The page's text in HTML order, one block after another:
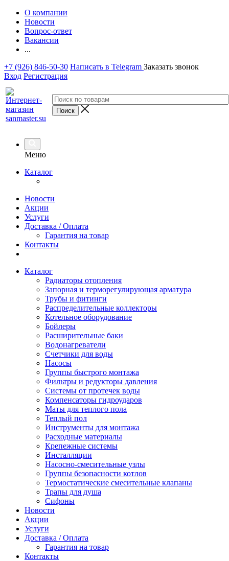
О компании
Новости
Вопрос-ответ
Вакансии
...
+7 (926) 846-50-30 Написать в Telegram Заказать звонок
Вход Регистрация
Меню
Каталог
Новости
Акции
Услуги
Доставка / Оплата
Гарантия на товар
Контакты
Каталог
Радиаторы отопления
Запорная и терморегулирующая арматура
Трубы и фитинги
Распределительные коллекторы
Котельное оборудование
Бойлеры
Расширительные баки
Водонагреватели
Счетчики для воды
Насосы
Группы быстрого монтажа
Фильтры и редукторы давления
Системы от протечек воды
Компенсаторы гидроударов
Маты для теплого пола
Теплый пол
Инструменты для монтажа
Расходные материалы
Крепежные системы
Инсталляции
Насосно-смесительные узлы
Группы безопасности котлов
Термостатические смесительные клапаны
Трапы для душа
Сифоны
Новости
Акции
Услуги
Доставка / Оплата
Гарантия на товар
Контакты